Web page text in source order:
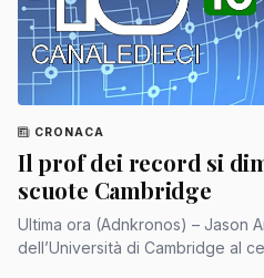
CRONACA
Il prof dei record si
scuote Cambridge
Ultima ora (Adnkronos) – Jason Arday, 41enne professore
dell’Università di Cambridge al